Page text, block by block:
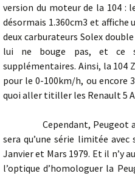
version du moteur de la 104 :
désormais 1.360cm3 et affiche
deux carburateurs Solex
lui ne bouge pas, et ce
supplémentaires. Ainsi, la 104
pour le 0-100km/h, ou encore
quoi aller titiller les Renault 5
Cependant, Peugeot
sera qu’une série limitée
Janvier et Mars 1979. Et il n’y
l’optique d’homologuer la